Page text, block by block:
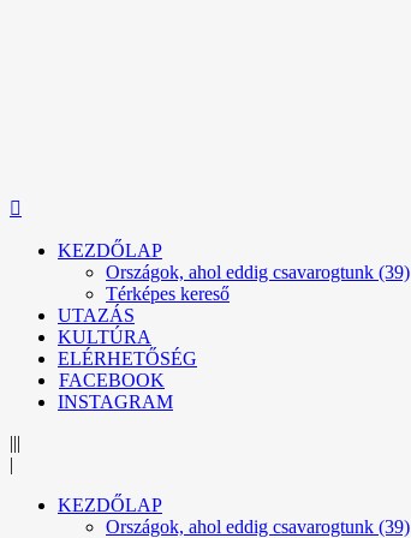
KEZDŐLAP
Országok, ahol eddig csavarogtunk (39)
Térképes kereső
UTAZÁS
KULTÚRA
ELÉRHETŐSÉG
FACEBOOK
INSTAGRAM
|||
|
KEZDŐLAP
Országok, ahol eddig csavarogtunk (39)